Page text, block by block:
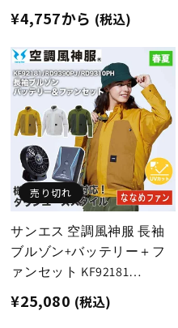
通
価
格
¥4,757から (税込)
売り切れ
サンエス 空調風神服 長袖
ブルゾン+バッテリー＋フ
ァンセット KF92181
RD9390PJ RD9310PH ななめ
ファン 綿100％ 24V 日本製
通
¥25,080 (税込)